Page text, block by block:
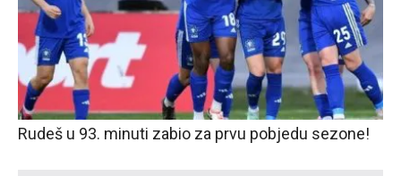
Rudeš u 93. minuti zabio za prvu pobjedu sezone!